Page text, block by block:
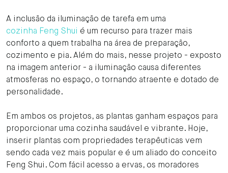
A inclusão da iluminação de tarefa em uma
cozinha Feng Shui é um recurso para trazer mais
conforto a quem trabalha na área de preparação,
cozimento e pia. Além do mais, nesse projeto - exposto
na imagem anterior - a iluminação causa diferentes
atmosferas no espaço, o tornando atraente e dotado de
personalidade.
Em ambos os projetos, as plantas ganham espaços para
proporcionar uma cozinha saudável e vibrante. Hoje,
inserir plantas com propriedades terapêuticas vem
sendo cada vez mais popular e é um aliado do conceito
Feng Shui. Com fácil acesso a ervas, os moradores